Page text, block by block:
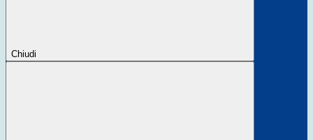
Chiudi